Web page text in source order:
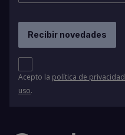
Acepto la política de privacidad
uso.